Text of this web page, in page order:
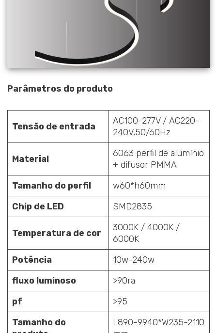
Parâmetros do produto
Tensão de entrada
AC100-277V / AC220-
240V,50/60Hz
Material
6063 perfil de alumínio
+ difusor PMMA
Tamanho do perfil
w60*h60mm
Chip de LED
SMD2835
Temperatura de cor
3000K / 4000K /
6000K
Potência
10w-240w
fluxo luminoso
>90ra
pf
>95
Tamanho do
L890-9940*W235-2110